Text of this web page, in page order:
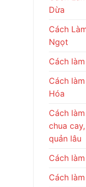
Dừa
Cách
Ngọt
Cách
Cách
Hóa
Cách
chua
quản lâu
Cách
Cách